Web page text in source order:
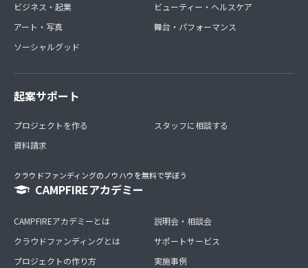
ビジネス・起業
アート・写真
ソーシャルグッド
ビューティー・ヘルスケア
舞台・パフォーマンス
起案サポート
プロジェクトを作る
資料請求
スタッフに相談する
クラウドファンディングのノウハウを無料で学ぼう
CAMPFIREアカデミー
CAMPFIREアカデミーとは
クラウドファンディングとは
プロジェクトの作り方
説明会・相談会
サポートサービス
実施事例